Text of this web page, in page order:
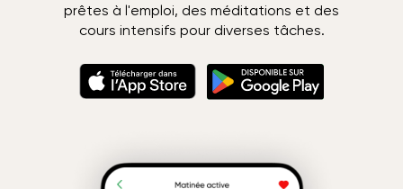
prêtes à l'emploi, des méditations et des
cours intensifs pour diverses tâches.